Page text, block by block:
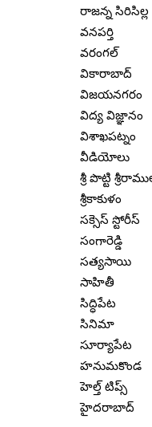
రాజన్న సిరిసిల్ల
వనపర్తి
వరంగల్
వికారాబాద్
విజయనగరం
విద్య విజ్ఞానం
విశాఖపట్నం
వీడియోలు
శ్రీ పొట్టి
శ్రీకాకుళం
సక్సెస్ స్టోరీస్
సంగారెడ్డి
సత్యసాయి
సాహితీ
సిద్ధిపేట
సినిమా
సూర్యాపేట
హనుమకొండ
హెల్త్ టిప్స్
హైదరాబాద్